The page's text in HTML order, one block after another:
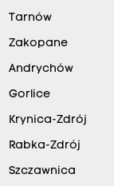
Tarnów
Zakopane
Andrychów
Gorlice
Krynica-Zdrój
Rabka-Zdrój
Szczawnica